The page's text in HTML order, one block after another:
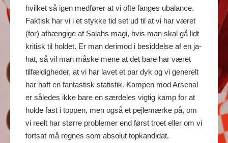
hvilket så igen medfører at vi ofte fanges ubalance.
Faktisk har vi i et stykke tid set ud til at vi har været
(for) afhængige af Salahs magi, hvis man skal gå lidt
kritisk til holdet. Er man derimod i besiddelse af en ja-
hat, så vil man måske mene at det bare har været
tilfældigheder, at vi har lavet et par dyk og vi generelt
har haft en fantastisk statistik. Kampen mod Arsenal
er således ikke bare en særdeles vigtig kamp for at
holde fast i toppen, men også et pejlemærke på, om
vi reelt har større problemer end først troet eller om vi
fortsat må regnes som absolut topkandidat.